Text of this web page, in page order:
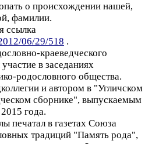
о происхождении нашей,
фамилии.
ссылка
06/29/518 .
краеведческого
в заседаниях
родословного общества.
и автором в "Угличском
сборнике", выпускаемым
года.
печатал в газетах Союза
традиций "Память рода",